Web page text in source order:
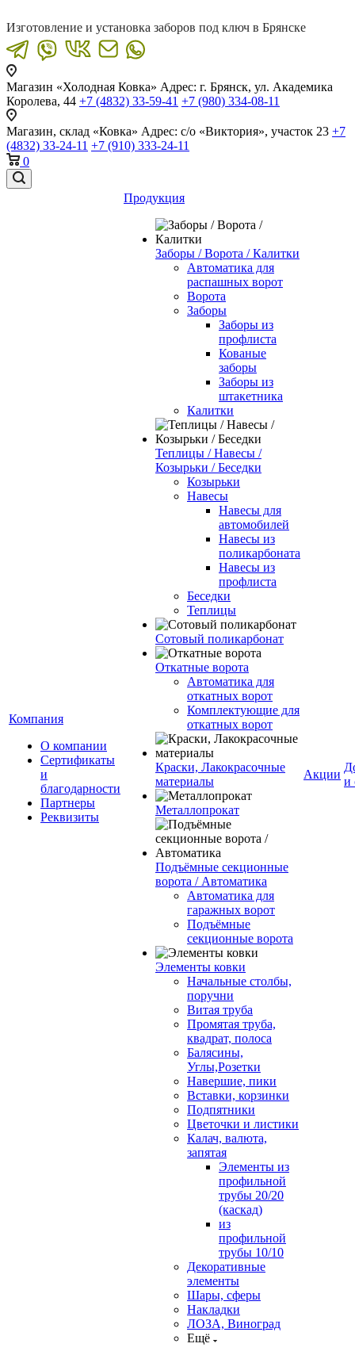
Изготовление и установка заборов под ключ в Брянске
Магазин «Холодная Ковка» Адрес: г. Брянск, ул. Академика
Королева, 44 +7 (4832) 33-59-41 +7 (980) 334-08-11
Магазин, склад «Ковка» Адрес: с/о «Виктория», участок 23 +7
(4832) 33-24-11 +7 (910) 333-24-11
0
Компания
О компании
Сертификаты
и
благодарности
Партнеры
Реквизиты
Продукция
Заборы / Ворота / Калитки
Автоматика для
распашных ворот
Ворота
Заборы
Заборы из
профлиста
Кованые
заборы
Заборы из
штакетника
Калитки
Теплицы / Навесы /
Козырьки / Беседки
Козырьки
Навесы
Навесы для
автомобилей
Навесы из
поликарбоната
Навесы из
профлиста
Беседки
Теплицы
Сотовый поликарбонат
Откатные ворота
Автоматика для
откатных ворот
Комплектующие для
откатных ворот
Краски, Лакокрасочные
материалы
Металлопрокат
Подъёмные секционные
ворота / Автоматика
Автоматика для
гаражных ворот
Подъёмные
секционные ворота
Элементы ковки
Начальные столбы,
поручни
Витая труба
Промятая труба,
квадрат, полоса
Балясины,
Углы,Розетки
Навершие, пики
Вставки, корзинки
Подпятники
Цветочки и листики
Калач, валюта,
запятая
Элементы из
профильной
трубы 20/20
(каскад)
из
профильной
трубы 10/10
Декоративные
элементы
Шары, сферы
Накладки
ЛОЗА, Виноград
Ещё
Акции
и